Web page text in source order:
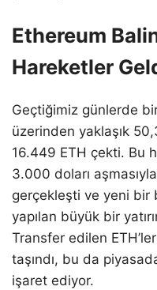
Ethereum
Hareketler
Geçtiğimiz günlerde
üzerinden yaklaşık
16.449 ETH çekti. Bu
3.000 doları
gerçekleşti ve yeni bir
yapılan büyük bir
Transfer edilen
taşındı, bu da
işaret ediyor.